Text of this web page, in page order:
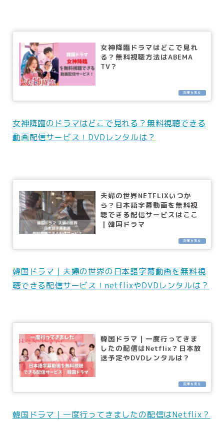
女神降臨ドラマはどこで見れ
る？無料視聴方法はABEMA
TV？
女神降臨のドラマはどこで見れる？無料視聴できる
動画配信サービス！DVDレンタルは？
夫婦の世界NETFLIXいつか
ら？日本語字幕動画を無料視
聴できる配信サービスはここ
｜韓国ドラマ
韓国ドラマ｜夫婦の世界の日本語字幕動画を無料視
聴できる配信サービス！netflixやDVDレンタルは？
韓国ドラマ｜一度行ってきま
したの配信はNetflix？日本放
送予定やDVDレンタルは？
韓国ドラマ｜一度行ってきましたの配信はNetflix？